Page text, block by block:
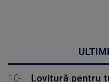
10- Lovitură pentru